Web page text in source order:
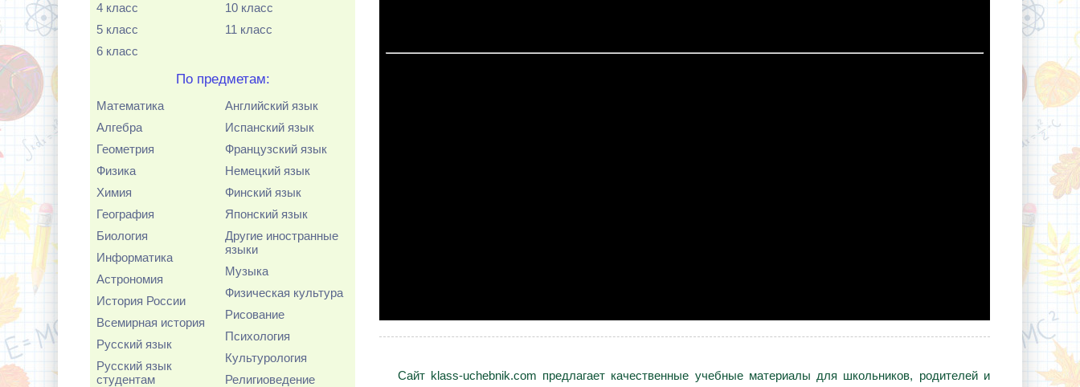
4 класс
5 класс
6 класс
10 класс
11 класс
По предметам:
Математика
Алгебра
Геометрия
Физика
Химия
География
Биология
Информатика
Астрономия
История России
Всемирная история
Русский язык
Русский язык
студентам
Английский язык
Испанский язык
Французский язык
Немецкий язык
Финский язык
Японский язык
Другие иностранные
языки
Музыка
Физическая культура
Рисование
Психология
Культурология
Религиоведение
Сайт klass-uchebnik.com предлагает качественные учебные материалы для школьников, родителей и